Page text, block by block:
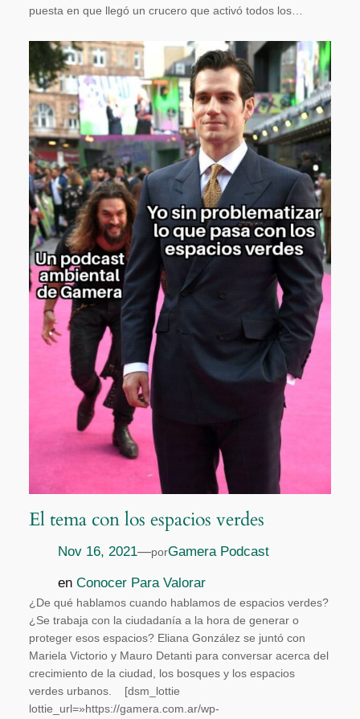
puesta en que llegó un crucero que activó todos los…
El tema con los espacios verdes
Nov 16, 2021—porGamera Podcast
en Conocer Para Valorar
¿De qué hablamos cuando hablamos de espacios verdes?
¿Se trabaja con la ciudadanía a la hora de generar o
proteger esos espacios? Eliana González se juntó con
Mariela Victorio y Mauro Detanti para conversar acerca del
crecimiento de la ciudad, los bosques y los espacios
verdes urbanos. [dsm_lottie
lottie_url=»https://gamera.com.ar/wp-